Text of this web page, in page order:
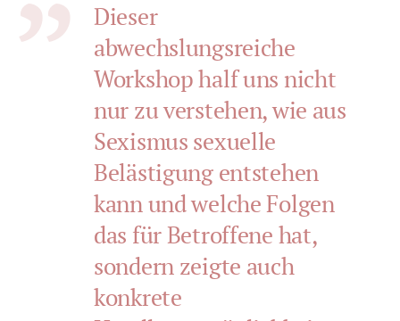
Dieser
abwechslungsreiche
Workshop half uns nicht
nur zu verstehen, wie aus
Sexismus sexuelle
Belästigung entstehen
kann und welche Folgen
das für Betroffene hat,
sondern zeigte auch
konkrete